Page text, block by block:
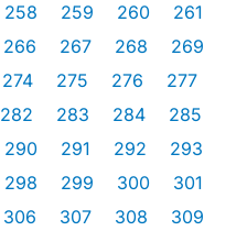
258 259 260
261
266 267 268
269
274 275 276
277
282 283 284
285
290 291 292
293
298 299 300
301
306 307 308
309